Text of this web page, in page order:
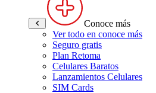
Conoce más
Ver todo en conoce más
Seguro gratis
Plan Retoma
Celulares Baratos
Lanzamientos Celulares
SIM Cards